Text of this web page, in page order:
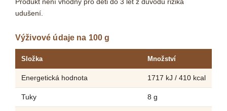
udušení.
Výživové údaje na 100 g
Složka Množství
Energetická hodnota 1717 kJ / 410 kcal
Tuky 8 g